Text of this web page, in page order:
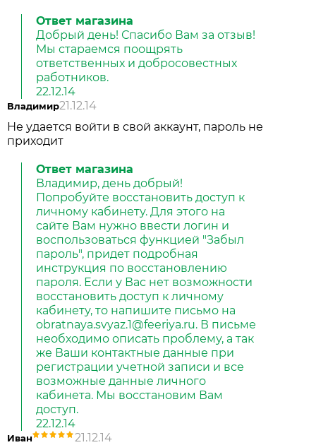
Ответ магазина
Добрый день! Спасибо Вам за отзыв!
Мы стараемся поощрять
ответственных и добросовестных
работников.
22.12.14
Владимир21.12.14
Не удается войти в свой аккаунт, пароль не
приходит
Ответ магазина
Владимир, день добрый!
Попробуйте восстановить доступ к
личному кабинету. Для этого на
сайте Вам нужно ввести логин и
воспользоваться функцией "Забыл
пароль", придет подробная
инструкция по восстановлению
пароля. Если у Вас нет возможности
восстановить доступ к личному
кабинету, то напишите письмо на
obratnaya.svyaz.1@feeriya.ru. В письме
необходимо описать проблему, а так
же Ваши контактные данные при
регистрации учетной записи и все
возможные данные личного
кабинета. Мы восстановим Вам
доступ.
22.12.14
Иван
21.12.14